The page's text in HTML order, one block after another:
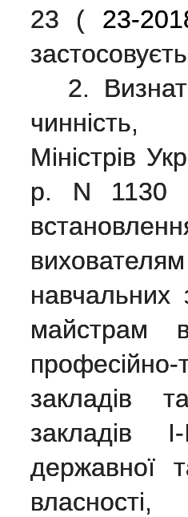
23 ( 23-
2.
чинність,
Міністрів
р. N
навчальних
майстрам
закладів
закладів
державної